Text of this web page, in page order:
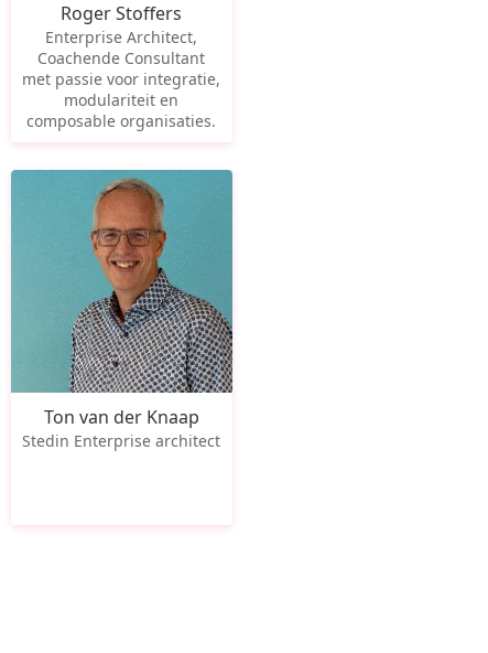
Roger Stoffers
Enterprise Architect,
Coachende Consultant
met passie voor integratie,
modulariteit en
composable organisaties.
Ton van der Knaap
Stedin Enterprise architect